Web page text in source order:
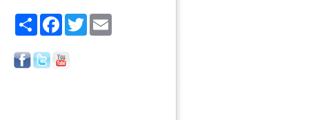
Share FacebookTwitter